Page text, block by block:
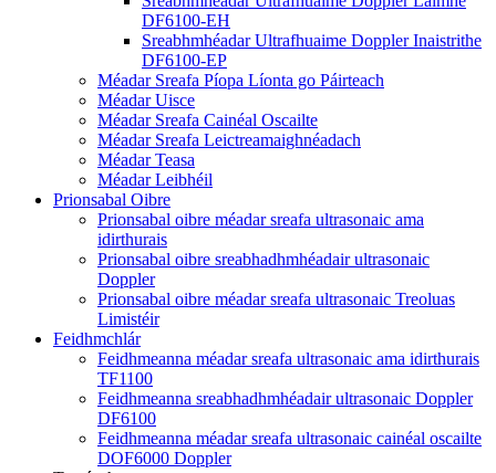
DF6100-EH
Sreabhmhéadar Ultrafhuaime Doppler Inaistrithe
DF6100-EP
Méadar Sreafa Píopa Líonta go Páirteach
Méadar Uisce
Méadar Sreafa Cainéal Oscailte
Méadar Sreafa Leictreamaighnéadach
Méadar Teasa
Méadar Leibhéil
Prionsabal Oibre
Prionsabal oibre méadar sreafa ultrasonaic ama
idirthurais
Prionsabal oibre sreabhadhmhéadair ultrasonaic
Doppler
Prionsabal oibre méadar sreafa ultrasonaic Treoluas
Limistéir
Feidhmchlár
Feidhmeanna méadar sreafa ultrasonaic ama idirthurais
TF1100
Feidhmeanna sreabhadhmhéadair ultrasonaic Doppler
DF6100
Feidhmeanna méadar sreafa ultrasonaic cainéal oscailte
DOF6000 Doppler